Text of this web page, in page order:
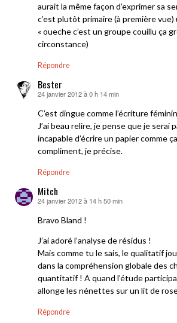
aurait la même façon d’exprimer sa
c’est plutôt primaire (à première vue)
« oueche c’est un groupe couillu ça
circonstance)
Répondre
Bester
dit :
24 janvier 2012 à 0 h 14 min
C’est dingue comme l’écriture
J’ai beau relire, je pense que je serai
incapable d’écrire un papier comme
compliment, je précise.
Répondre
Mitch
dit :
24 janvier 2012 à 14 h 50 min
Bravo Bland !
J’ai adoré l’analyse de résidus !
Mais comme tu le sais, le qualitatif
dans la compréhension globale des
quantitatif ! A quand l’étude
allonge les nénettes sur un lit de
Répondre